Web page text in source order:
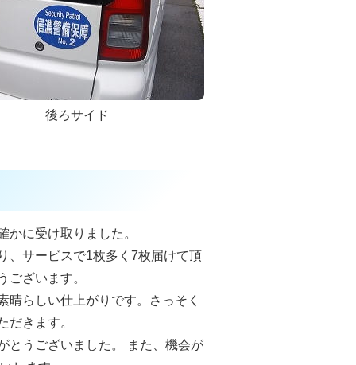
後ろサイド
かに受け取りました。
、サービスで1枚多く7枚届けて頂
ございます。
晴らしい仕上がりです。さっそく
だきます。
とうございました。 また、機会が